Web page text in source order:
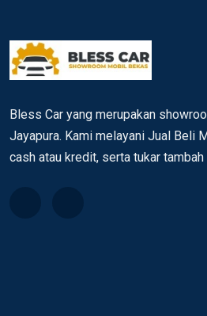
Bless Car yang merupakan
Jayapura. Kami melayani Jual Beli
cash atau kredit, serta tukar tambah